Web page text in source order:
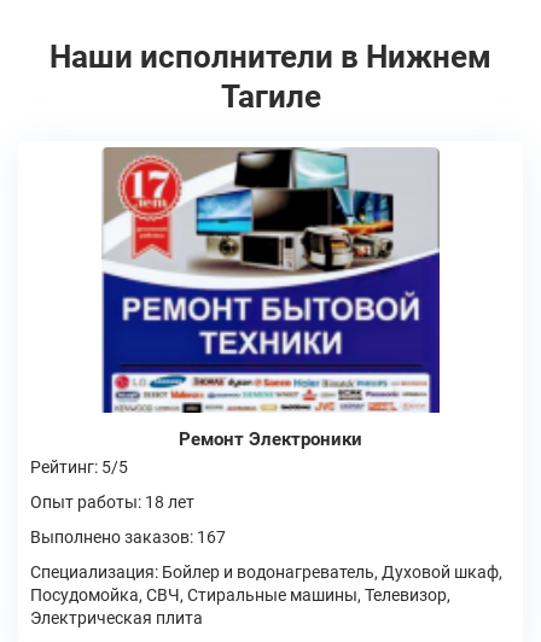
Наши исполнители в Нижнем
Тагиле
Ремонт Электроники
Рейтинг: 5/5
Опыт работы: 18 лет
Выполнено заказов: 167
Специализация: Бойлер и водонагреватель, Духовой шкаф,
Посудомойка, СВЧ, Стиральные машины, Телевизор,
Электрическая плита